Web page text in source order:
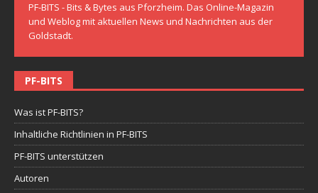
PF-BITS - Bits & Bytes aus Pforzheim. Das Online-Magazin
und Weblog mit aktuellen News und Nachrichten aus der
Goldstadt.
PF-BITS
Was ist PF-BITS?
Inhaltliche Richtlinien in PF-BITS
PF-BITS unterstützen
Autoren